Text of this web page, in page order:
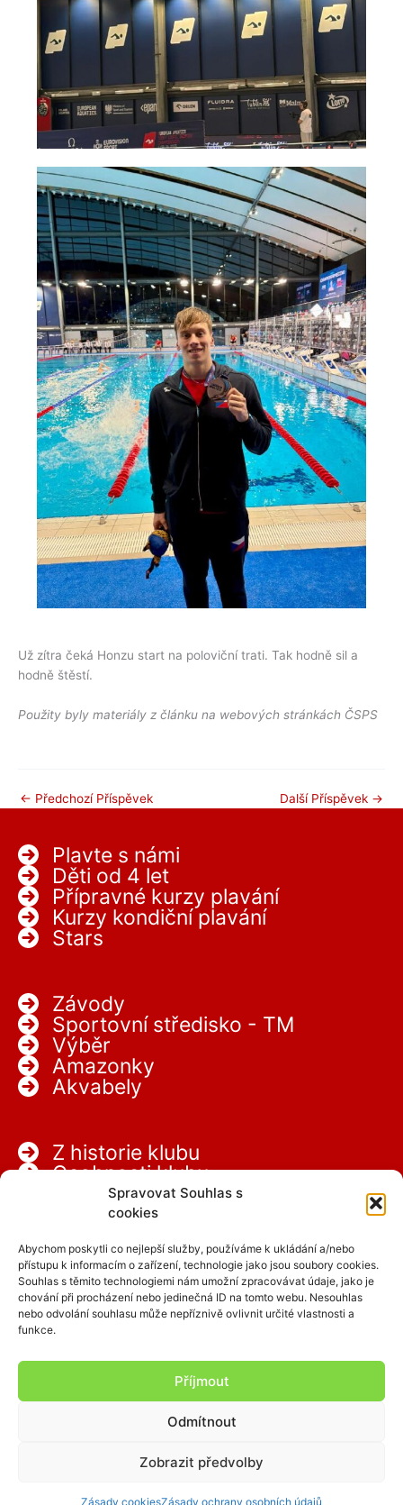
Spravovat Souhlas s
cookies
Abychom poskytli co nejlepší služby, používáme k ukládání a/nebo
přístupu k informacím o zařízení, technologie jako jsou soubory cookies.
Souhlas s těmito technologiemi nám umožní zpracovávat údaje, jako je
chování při procházení nebo jedinečná ID na tomto webu. Nesouhlas
nebo odvolání souhlasu může nepříznivě ovlivnit určité vlastnosti a
funkce.
Příjmout
Odmítnout
Zobrazit předvolby
Zásady cookiesZásady ochrany osobních údajů
Už zítra čeká Honzu start na poloviční trati. Tak hodně sil a
hodně štěstí.
Použity byly materiály z článku na webových stránkách ČSPS
← Předchozí Příspěvek Další Příspěvek →
Plavte s námi
Děti od 4 let
Přípravné kurzy plavání
Kurzy kondiční plavání
Stars
Závody
Sportovní středisko - TM
Výběr
Amazonky
Akvabely
Z historie klubu
Osobnosti klubu
Partneři
Kariéra
clen.scpap.cz